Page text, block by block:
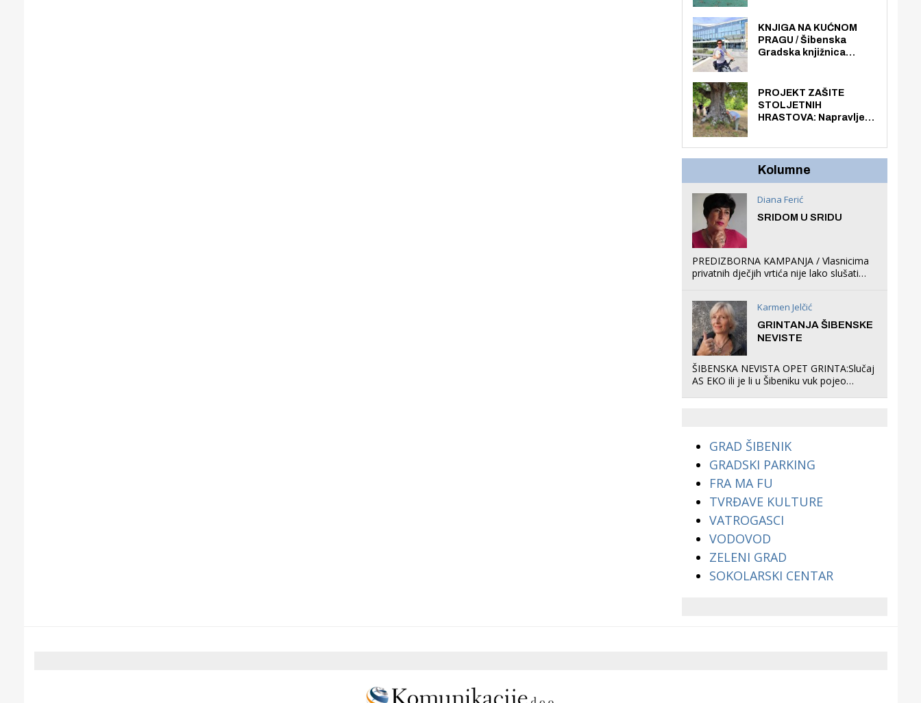
općoj upotrebi. Pristup
je slobodan i besplatan
za sve građane i
KNJIGA NA KUĆNOM
PRAGU / Šibenska
Gradska knjižnica
knjiga na kućnu adresu
električnim biciklom.
PROJEKT ZAŠITE
STOLJETNIH
HRASTOVA: Napravljen
Kolumne
Diana Ferić
SRIDOM U SRIDU
PREDIZBORNA KAMPANJA / Vlasnicima
privatnih dječjih vrtića nije lako slušati
što oni rade u Šibeniku ne postoji
Karmen Jelčić
GRINTANJA ŠIBENSKE
NEVISTE
ŠIBENSKA NEVISTA OPET GRINTA:Slučaj
AS EKO ili je li u Šibeniku vuk pojeo
GRAD ŠIBENIK
GRADSKI PARKING
FRA MA FU
TVRĐAVE KULTURE
VATROGASCI
VODOVOD
ZELENI GRAD
SOKOLARSKI CENTAR